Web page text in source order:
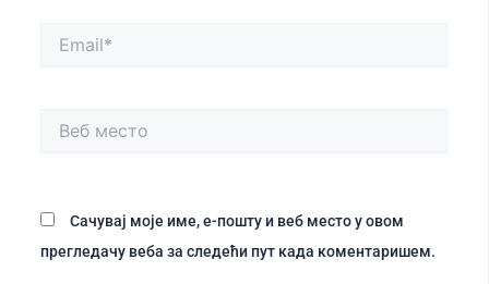
Email*
Веб
место
Сачувај моје име, е-пошту и веб место у овом
прегледачу веба за следећи пут када коментаришем.